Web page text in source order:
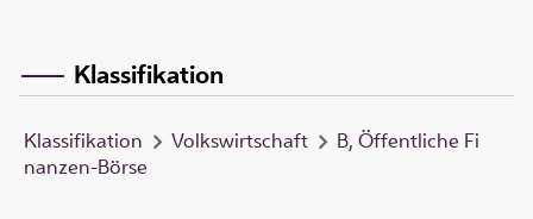
Klassifikation
Klassifikation Volkswirtschaft
B, Öffentliche Fi
nanzen-Börse